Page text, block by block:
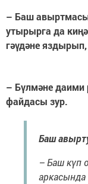
– Баш
утырырга да
гәүдәне
– Бүлмәне даими
файдасы зур.
Баш
– Баш күп